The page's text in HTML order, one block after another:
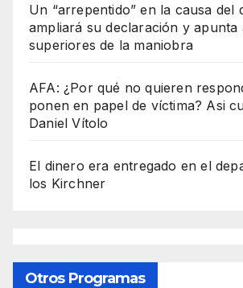
Un “arrepentido” en la causa del
ampliará su declaración y apunta
superiores de la maniobra
AFA: ¿Por qué no quieren
ponen en papel de víctima? Asi
Daniel Vítolo
El dinero era entregado en el
los Kirchner
Otros Programas